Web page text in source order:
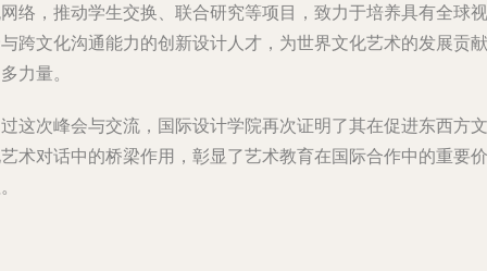
络，推动学生交换、联合研究等项目，致力于培养具有全球视
跨文化沟通能力的创新设计人才，为世界文化艺术的发展贡献
力量。
这次峰会与交流，国际设计学院再次证明了其在促进东西方文
术对话中的桥梁作用，彰显了艺术教育在国际合作中的重要价